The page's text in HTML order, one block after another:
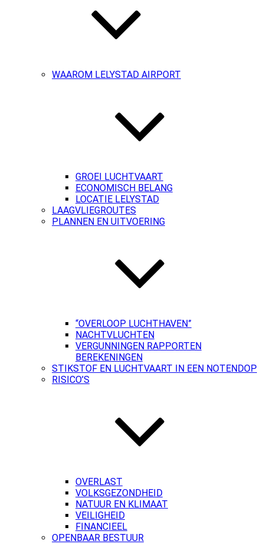
WAAROM LELYSTAD AIRPORT
GROEI LUCHTVAART
ECONOMISCH BELANG
LOCATIE LELYSTAD
LAAGVLIEGROUTES
PLANNEN EN UITVOERING
“OVERLOOP LUCHTHAVEN”
NACHTVLUCHTEN
VERGUNNINGEN RAPPORTEN
BEREKENINGEN
STIKSTOF EN LUCHTVAART IN EEN NOTENDOP
RISICO’S
OVERLAST
VOLKSGEZONDHEID
NATUUR EN KLIMAAT
VEILIGHEID
FINANCIEEL
OPENBAAR BESTUUR